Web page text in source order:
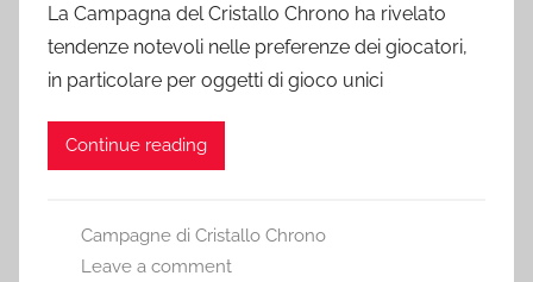
La Campagna del Cristallo Chrono ha rivelato
tendenze notevoli nelle preferenze dei giocatori,
in particolare per oggetti di gioco unici
Continue reading
Campagne di Cristallo Chrono
Leave a comment